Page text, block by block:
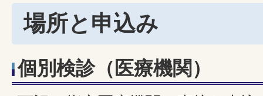
場所と申込み
個別検診（医療機関）